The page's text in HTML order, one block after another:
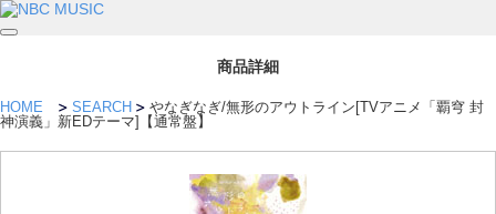
商品詳細
HOME SEARCH
やなぎなぎ/無形のアウトライン[TVアニメ「覇穹 封
神演義」新EDテーマ]【通常盤】